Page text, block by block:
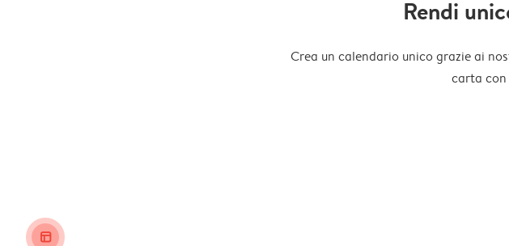
Rendi
Crea un calendario unico grazie ai
carta
layout_alt